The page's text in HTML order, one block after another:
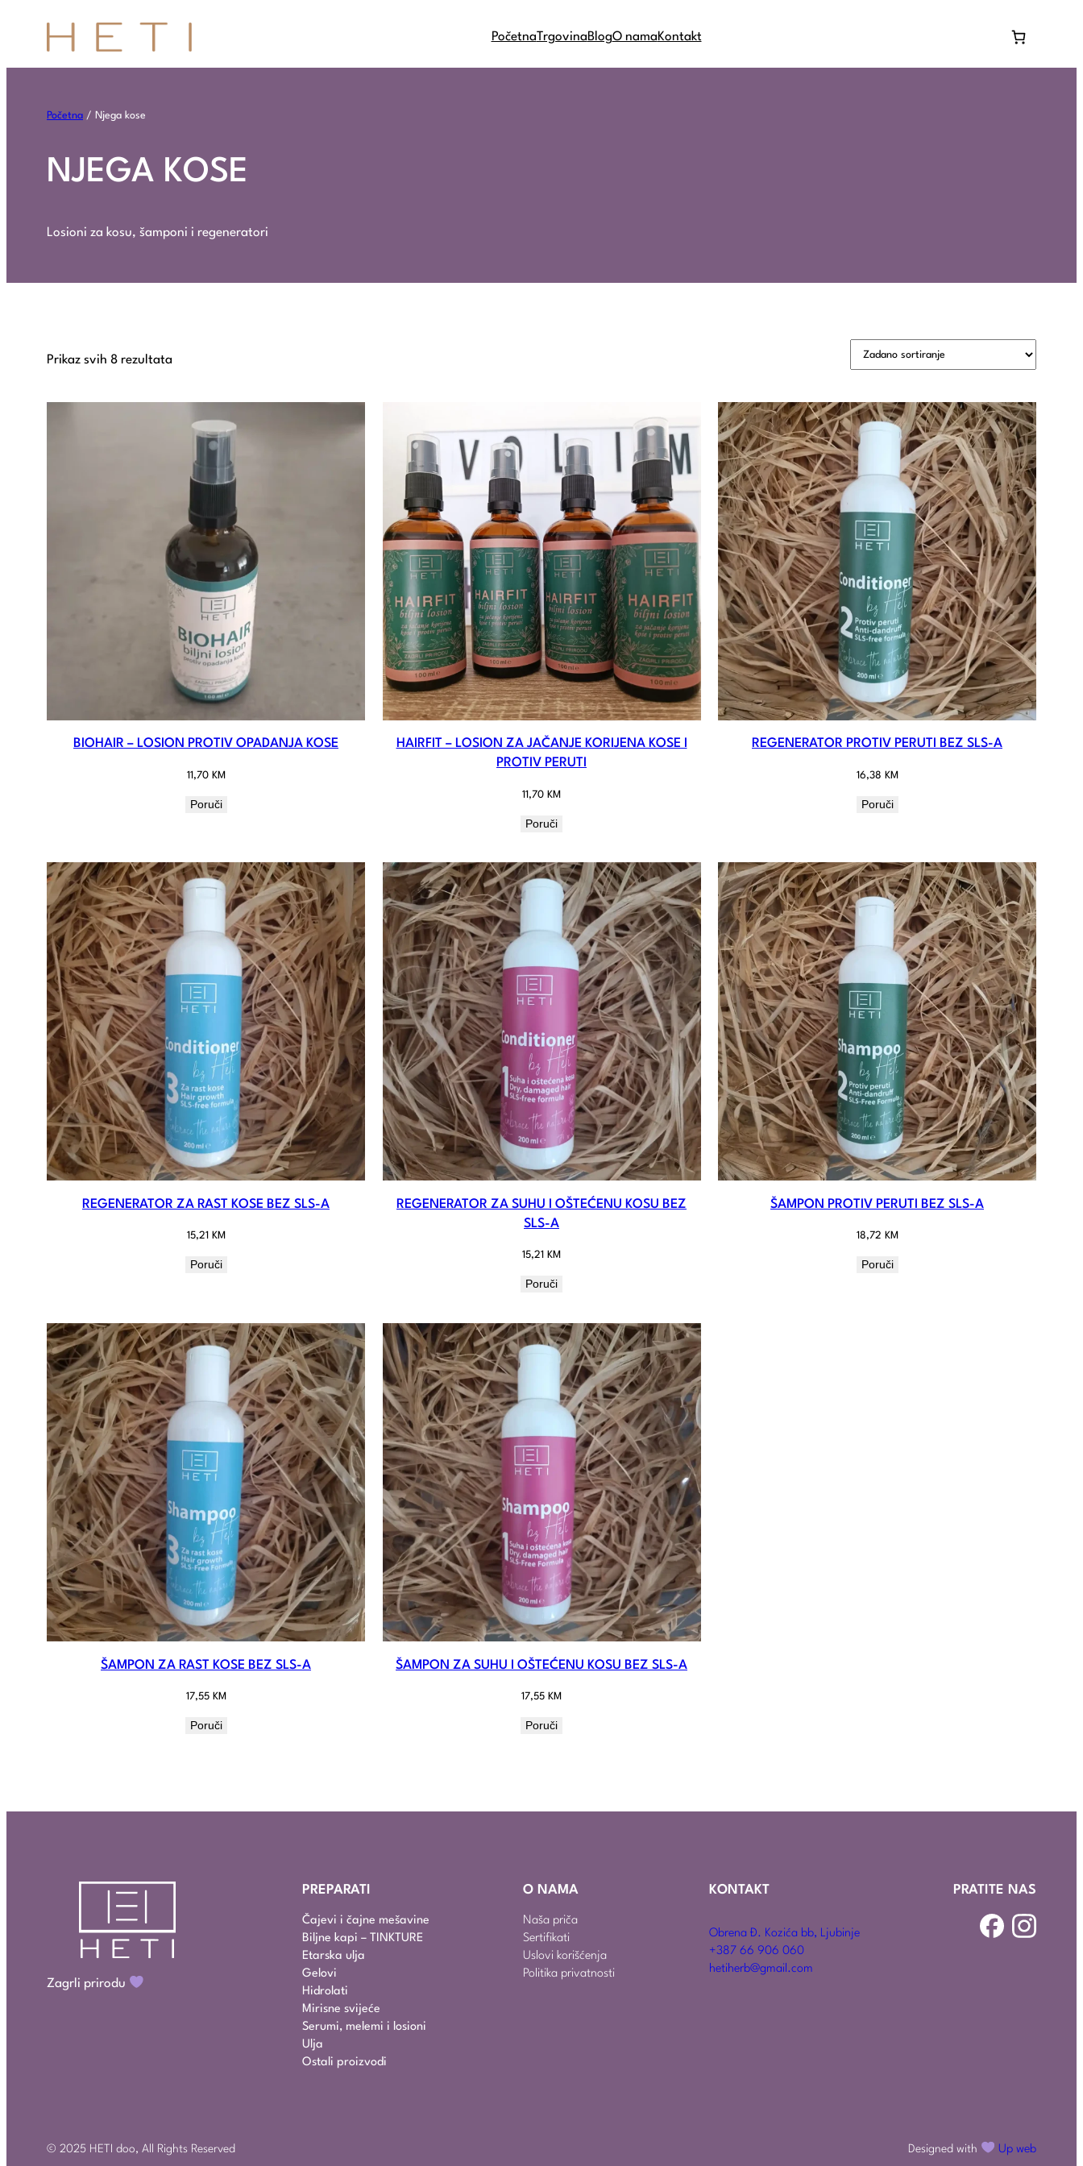
Početna TrgovinaBlogO namaKontakt
Početna / Njega kose
NJEGA KOSE
Losioni za kosu, šamponi i regeneratori
Prikaz svih 8 rezultata
BIOHAIR – LOSION PROTIV OPADANJA KOSE
11,70 KM
Poruči
HAIRFIT – LOSION ZA JAČANJE KORIJENA KOSE I
PROTIV PERUTI
11,70 KM
Poruči
REGENERATOR PROTIV PERUTI BEZ SLS-A
16,38 KM
Poruči
REGENERATOR ZA RAST KOSE BEZ SLS-A
15,21 KM
Poruči
REGENERATOR ZA SUHU I OŠTEĆENU KOSU BEZ
SLS-A
15,21 KM
Poruči
ŠAMPON PROTIV PERUTI BEZ SLS-A
18,72 KM
Poruči
ŠAMPON ZA RAST KOSE BEZ SLS-A
17,55 KM
Poruči
ŠAMPON ZA SUHU I OŠTEĆENU KOSU BEZ SLS-A
17,55 KM
Poruči
Zagrli prirodu
PREPARATI
Čajevi i čajne mešavine
Biljne kapi – TINKTURE
Etarska ulja
Gelovi
Hidrolati
Mirisne svijeće
Serumi, melemi i losioni
Ulja
Ostali proizvodi
O NAMA
Naša priča
Sertifikati
Uslovi korišćenja
Politika privatnosti
KONTAKT
Obrena Đ. Kozića bb, Ljubinje
+387 66 906 060
hetiherb@gmail.com
PRATITE NAS
© 2025 HETI doo, All Rights Reserved Designed with Up web